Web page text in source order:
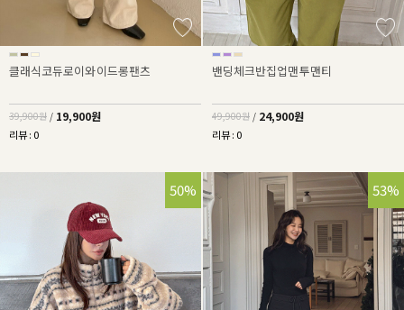
클래식코듀로이와이드롱팬츠
39,900원 / 19,900원
리뷰 : 0
밴딩체크반집업맨투맨티
49,900원 / 24,900원
리뷰 : 0
50% 53%